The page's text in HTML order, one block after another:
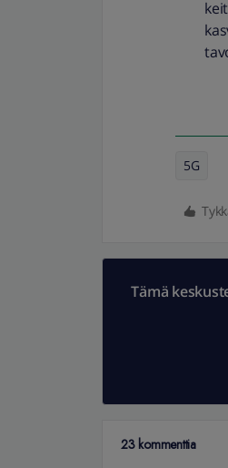
5G
Tämä
23 kommenttia